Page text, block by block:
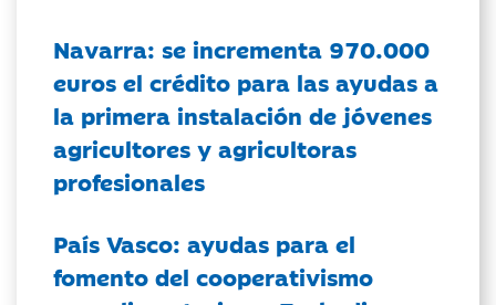
Navarra: se incrementa 970.000
euros el crédito para las ayudas a
la primera instalación de jóvenes
agricultores y agricultoras
profesionales
País Vasco: ayudas para el
fomento del cooperativismo